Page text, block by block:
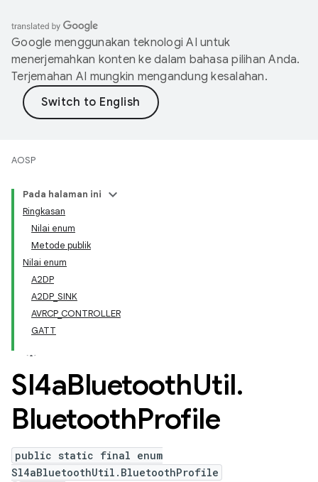
Google menggunakan teknologi AI untuk
menerjemahkan konten ke dalam bahasa pilihan Anda.
Terjemahan AI mungkin mengandung kesalahan.
AOSP
Pada halaman ini
Ringkasan
Nilai enum
Metode publik
Nilai enum
A2DP
A2DP_SINK
AVRCP_CONTROLLER
GATT
Sl4aBluetoothUtil.
BluetoothProfile
public static final enum
Sl4aBluetoothUtil.BluetoothProfile